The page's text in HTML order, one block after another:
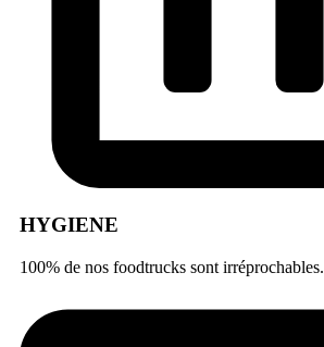
HYGIENE
100% de nos foodtrucks sont irréprochables.